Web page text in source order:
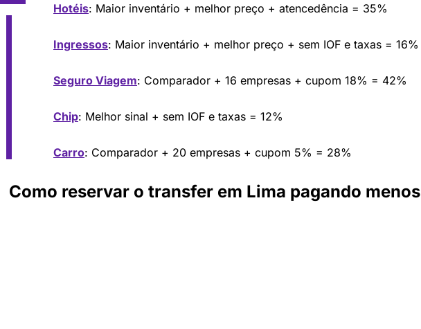
Hotéis: Maior inventário + melhor preço + atencedência = 35%
Ingressos: Maior inventário + melhor preço + sem IOF e taxas = 16%
Seguro Viagem: Comparador + 16 empresas + cupom 18% = 42%
Chip: Melhor sinal + sem IOF e taxas = 12%
Carro: Comparador + 20 empresas + cupom 5% = 28%
Como reservar o transfer em Lima pagando menos